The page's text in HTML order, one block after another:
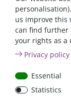
400)+'');return"
high quality goods
us improve this
can find further
your rights as a
Privacy policy
Essential
Statistics